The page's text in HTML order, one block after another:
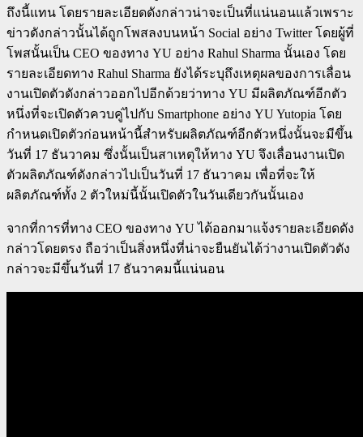
ถึงนี้แทน โดยรายละเอียดดังกล่าวน่าจะเป็นที่แน่นอนแล้วเพราะ
ข่าวดังกล่าวนั้นได้ถูกโพสลงบนหน้า Social อย่าง Twitter โดยผู้ที่
โพสนั้นเป็น CEO ของทาง YU อย่าง Rahul Sharma นั้นเอง โดย
รายละเอียดทาง Rahul Sharma ยังได้ระบุถึงเหตุผลของการเลื่อน
งานเปิดตัวดังกล่าวออกไปอีกด้วยว่าทาง YU มีผลิตภัณฑ์อีกตัว
หนึ่งที่จะเปิดตัวควบคู่ไปกับ Smartphone อย่าง YU Yutopia โดย
กำหนดเปิดตัวก่อนหน้านี้สำหรับผลิตภัณฑ์อีกตัวหนึ่งนั้นจะมีขึ้น
วันที่ 17 ธันวาคม ซึ่งนั้นเป็นสาเหตุให้ทาง YU จึงเลื่อนงานเปิด
ตัวผลิตภัณฑ์ดังกล่าวไปเป็นวันที่ 17 ธันวาคม เพื่อที่จะให้
ผลิตภัณฑ์ทั้ง 2 ตัวใหม่นี้นั้นเปิดตัวในวันเดียวกันนั้นเอง
จากที่การที่ทาง CEO ของทาง YU ได้ออกมาแจ้งรายละเอียดดัง
กล่าวโดยตรง ถือว่าเป็นสิ่งหนึ่งที่น่าจะยืนยันได้ว่างานเปิดตัวดัง
กล่าวจะมีขึ้นวันที่ 17 ธันวาคมนี้แน่นอน